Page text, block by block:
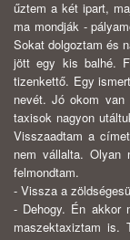
űztem a két ipart,
ma mondják -
Sokat dolgoztam és
jött egy kis balhé.
tizenkettő. Egy
nevét. Jó okom
taxisok nagyon
Visszaadtam a
nem vállalta. Olyan
felmondtam.
- Vissza a
- Dehogy. Én akkor
maszektaxiztam is.